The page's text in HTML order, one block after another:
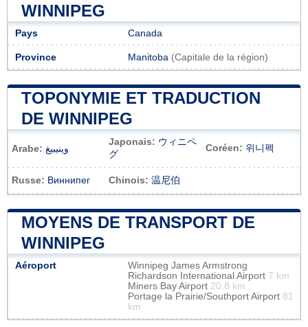
WINNIPEG
Pays Canada
Province Manitoba (Capitale de la région)
TOPONYMIE ET TRADUCTION
DE WINNIPEG
Arabe: وينيبيغ
Japonais: ウィニペ
グ
Coréen: 위니펙
Russe: Виннипег Chinois: 温尼伯
MOYENS DE TRANSPORT DE
WINNIPEG
Aéroport
Winnipeg James Armstrong
Richardson International Airport 7 km
Miners Bay Airport 20.8 km
Portage la Prairie/Southport Airport 81
km